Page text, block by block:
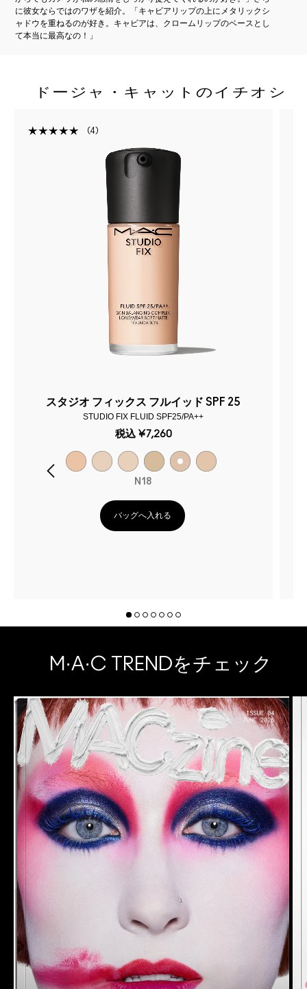
に彼女ならではのワザを紹介。「キャビアリップの上にメタリックシ
ャドウを重ねるのが好き。キャビアは、クロームリップのベースとし
て本当に最高なの！」
ドージャ・キャットのイチオシ
4
スタジオ フィックス フルイッド SPF 25
STUDIO FIX FLUID SPF25/PA++
税込 ¥7,260
N18
バッグへ入れる
M·A·C TRENDをチェック